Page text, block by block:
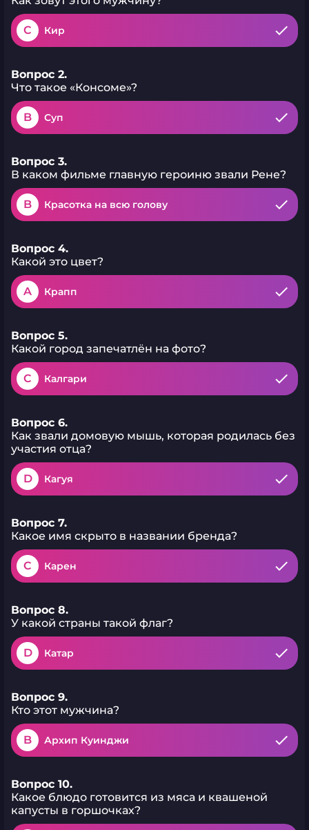
C Кир
Вопрос 2.
Что такое «Консоме»?
B Суп
Вопрос 3.
В каком фильме главную героиню звали Рене?
B Красотка на всю голову
Вопрос 4.
Какой это цвет?
A Крапп
Вопрос 5.
Какой город запечатлён на фото?
C Калгари
Вопрос 6.
Как звали домовую мышь, которая родилась без
участия отца?
D Кагуя
Вопрос 7.
Какое имя скрыто в названии бренда?
C Карен
Вопрос 8.
У какой страны такой флаг?
D Катар
Вопрос 9.
Кто этот мужчина?
B Архип Куинджи
Вопрос 10.
Какое блюдо готовится из мяса и квашеной
капусты в горшочках?